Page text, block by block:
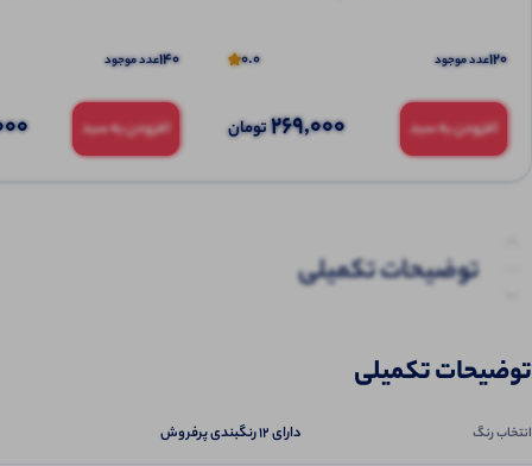
120عدد موجود 0.0
افزودن به سبد 269,000تومان
140عدد موجود
افزودن به سبد
توضیحات تکمیلی
توضیحات تکمیلی
انتخاب رنگ دارای ۱۲ رنگبندی پرفروش